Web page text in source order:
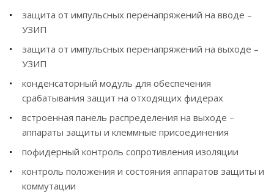
защита от импульсных перенапряжений на вводе –
УЗИП
защита от импульсных перенапряжений на выходе –
УЗИП
конденсаторный модуль для обеспечения
срабатывания защит на отходящих фидерах
встроенная панель распределения на выходе –
аппараты защиты и клеммные присоединения
пофидерный контроль сопротивления изоляции
контроль положения и состояния аппаратов защиты и
коммутации